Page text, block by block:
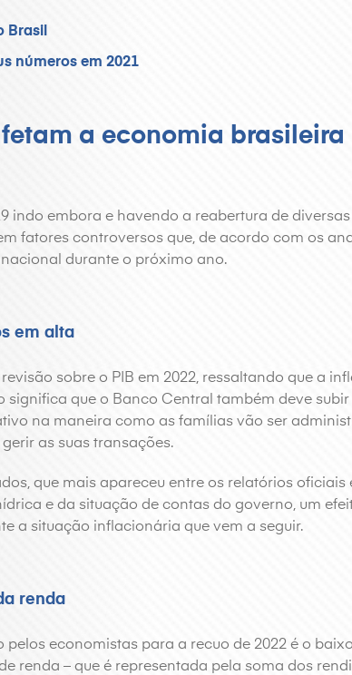
Brasil
números em 2021
a economia brasileira
indo embora e havendo a reabertura de
fatores controversos que, de acordo com os
durante o próximo ano.
em alta
sobre o PIB em 2022, ressaltando que a
significa que o Banco Central também deve subir
na maneira como as famílias vão ser
as suas transações.
que mais apareceu entre os relatórios oficiais
e da situação de contas do governo, um
a situação inflacionária que vem a seguir.
renda
pelos economistas para a recuo de 2022 é o baixo
renda – que é representada pela soma dos